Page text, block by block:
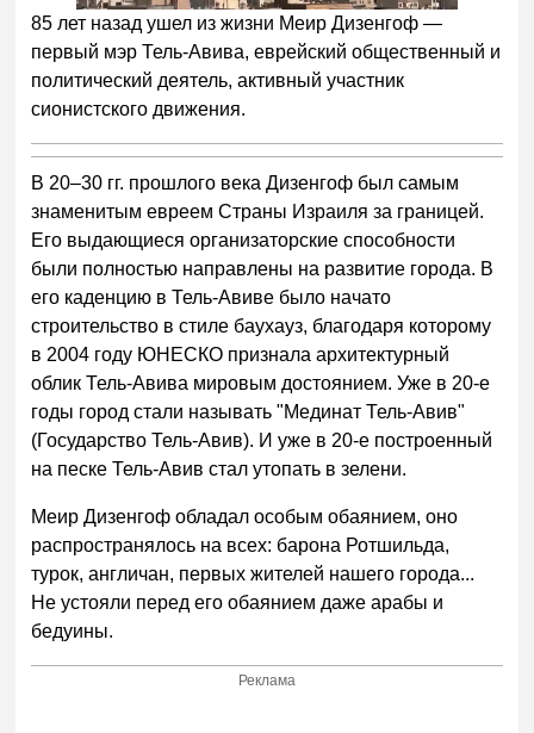
85 лет назад ушел из жизни Меир Дизенгоф —
первый мэр Тель-Авива, еврейский общественный и
политический деятель, активный участник
сионистского движения.
В 20–30 гг. прошлого века Дизенгоф был самым
знаменитым евреем Страны Израиля за границей.
Его выдающиеся организаторские способности
были полностью направлены на развитие города. В
его каденцию в Тель-Авиве было начато
строительство в стиле баухауз, благодаря которому
в 2004 году ЮНЕСКО признала архитектурный
облик Тель-Авива мировым достоянием. Уже в 20-е
годы город стали называть "Мединат Тель-Авив"
(Государство Тель-Авив). И уже в 20-е построенный
на песке Тель-Авив стал утопать в зелени.
Меир Дизенгоф обладал особым обаянием, оно
распространялось на всех: барона Ротшильда,
турок, англичан, первых жителей нашего города...
Не устояли перед его обаянием даже арабы и
бедуины.
Реклама